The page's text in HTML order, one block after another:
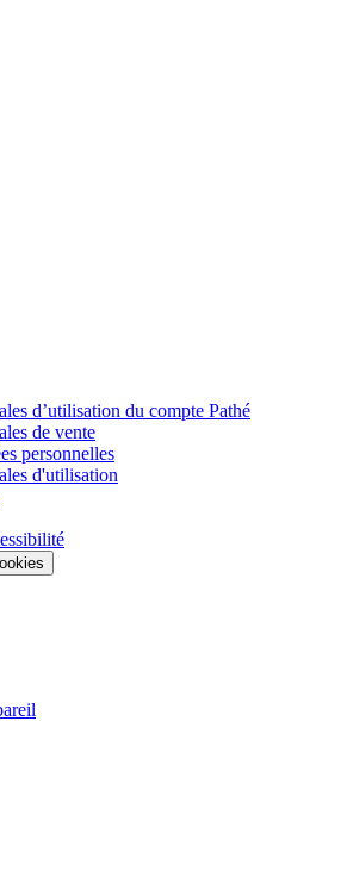
d’utilisation du compte Pathé
de vente
personnelles
d'utilisation